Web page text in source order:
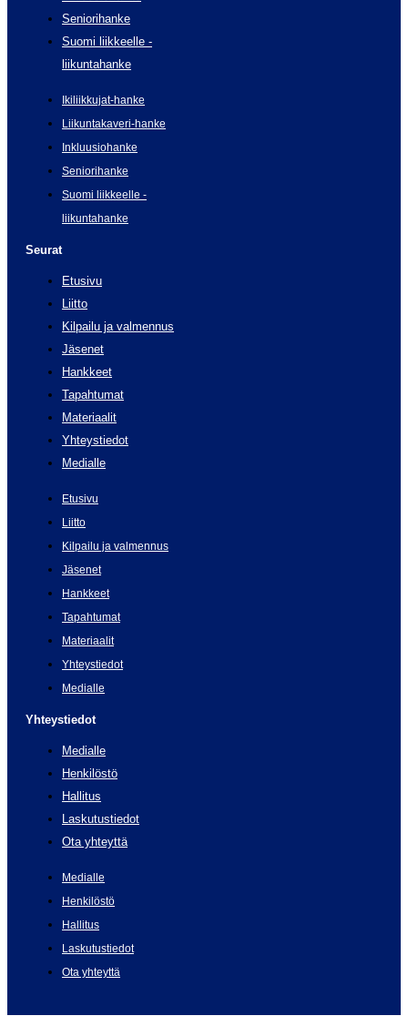
Seniorihanke
Suomi liikkeelle -
liikuntahanke
Ikiliikkujat-hanke
Liikuntakaveri-hanke
Inkluusiohanke
Seniorihanke
Suomi liikkeelle -
liikuntahanke
Seurat
Etusivu
Liitto
Kilpailu ja valmennus
Jäsenet
Hankkeet
Tapahtumat
Materiaalit
Yhteystiedot
Medialle
Etusivu
Liitto
Kilpailu ja valmennus
Jäsenet
Hankkeet
Tapahtumat
Materiaalit
Yhteystiedot
Medialle
Yhteystiedot
Medialle
Henkilöstö
Hallitus
Laskutustiedot
Ota yhteyttä
Medialle
Henkilöstö
Hallitus
Laskutustiedot
Ota yhteyttä